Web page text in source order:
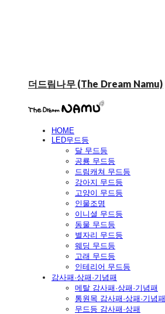
더드림나무 (The Dream Namu)
HOME
LED무드등
달 무드등
공룡 무드등
드림캐쳐 무드등
강아지 무드등
고양이 무드등
인물조명
이니셜 무드등
동물 무드등
별자리 무드등
웨딩 무드등
고래 무드등
인테리어 무드등
감사패·상패·기념패
메탈 감사패·상패·기념패
통원목 감사패·상패·기념패
무드등 감사패·상패